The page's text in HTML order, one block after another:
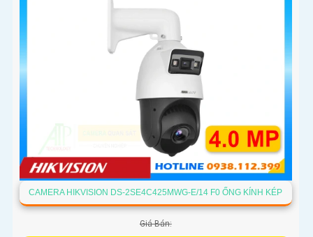
CAMERA HIKVISION DS-2SE4C425MWG-E/14 F0 ỐNG KÍNH KÉP
Giá Bán: